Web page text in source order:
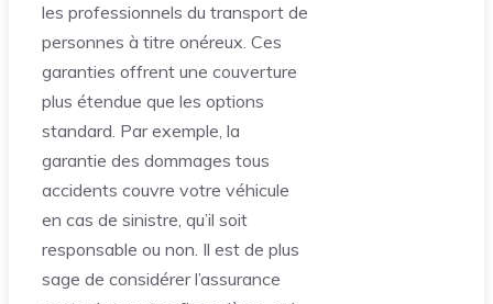
les professionnels du transport de
personnes à titre onéreux. Ces
garanties offrent une couverture
plus étendue que les options
standard. Par exemple, la
garantie des dommages tous
accidents couvre votre véhicule
en cas de sinistre, qu’il soit
responsable ou non. Il est de plus
sage de considérer l’assurance